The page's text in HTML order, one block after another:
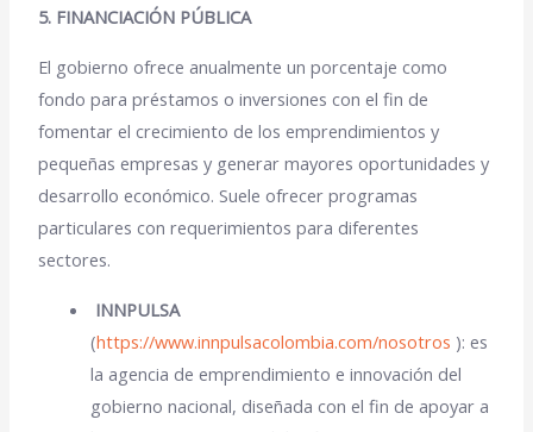
5. FINANCIACIÓN PÚBLICA
El gobierno ofrece anualmente un porcentaje como
fondo parapréstamos o inversiones con el fin de
fomentar el crecimiento de los emprendimientos y
pequeñas empresas y generar mayores oportunidades y
desarrollo económico. Suele ofrecer programas
particulares con requerimientos para diferentes
sectores.
INNPULSA
(https://www.innpulsacolombia.com/nosotros ): es
la agencia de emprendimiento e innovación del
gobierno nacional, diseñada con el fin de apoyar a